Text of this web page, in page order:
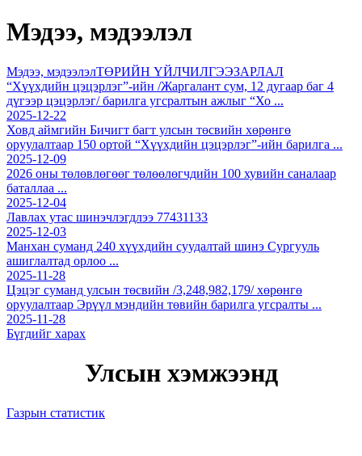
Мэдээ, мэдээлэл
Мэдээ, мэдээлэлТӨРИЙН ҮЙЛЧИЛГЭЭЗАРЛАЛ
“Хүүхдийн цэцэрлэг”-ийн /Жаргалант сум, 12 дугаар баг 4
дүгээр цэцэрлэг/ барилга угсралтын ажлыг “Хо ...
2025-12-22
Ховд аймгийн Бичигт багт улсын төсвийн хөрөнгө
оруулалтаар 150 ортой “Хүүхдийн цэцэрлэг”-ийн барилга ...
2025-12-09
2026 оны төлөвлөгөөг төлөөлөгчдийн 100 хувийн саналаар
баталлаа ...
2025-12-04
Лавлах утас шинэчлэгдлээ 77431133
2025-12-03
Манхан суманд 240 хүүхдийн суудалтай шинэ Сургууль
ашиглалтад орлоо ...
2025-11-28
Цэцэг суманд улсын төсвийн /3,248,982,179/ хөрөнгө
оруулалтаар Эрүүл мэндийн төвийн барилга угсралты ...
2025-11-28
Бүгдийг харах
Улсын хэмжээнд
Газрын статистик